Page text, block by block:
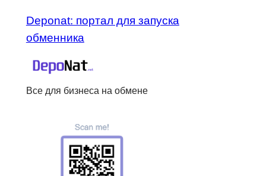
Deponat: портал для запуска
обменника
Все для бизнеса на обмене